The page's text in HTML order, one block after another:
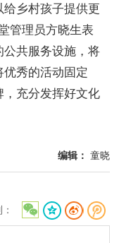
乡村孩子提供更
管理员方晓生表
共服务设施，将
秀的活动固定
充分发挥好文化
编辑： 童晓